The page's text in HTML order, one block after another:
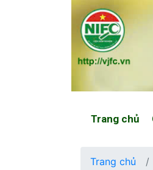
Trang chủ
Trang chủ